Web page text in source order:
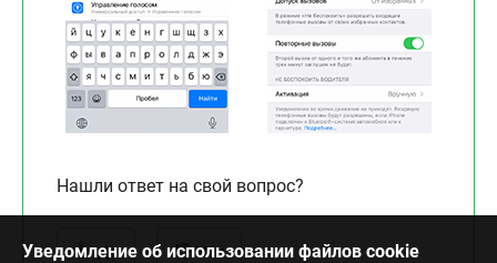
Нашли ответ на свой вопрос?
Да Нет
Уведомление об использовании файлов cookie